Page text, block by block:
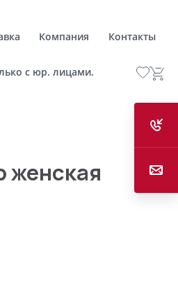
Компания Контакты
с юр. лицами.
женская